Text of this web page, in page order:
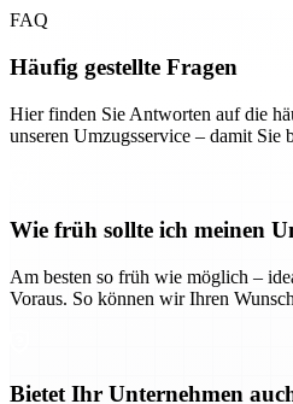
FAQ
Häufig gestellte Fragen
Hier finden Sie Antworten auf die
unseren Umzugsservice – damit Sie
Wie früh sollte ich meinen
Am besten so früh wie möglich –
Voraus. So können wir Ihren
Bietet Ihr Unternehmen